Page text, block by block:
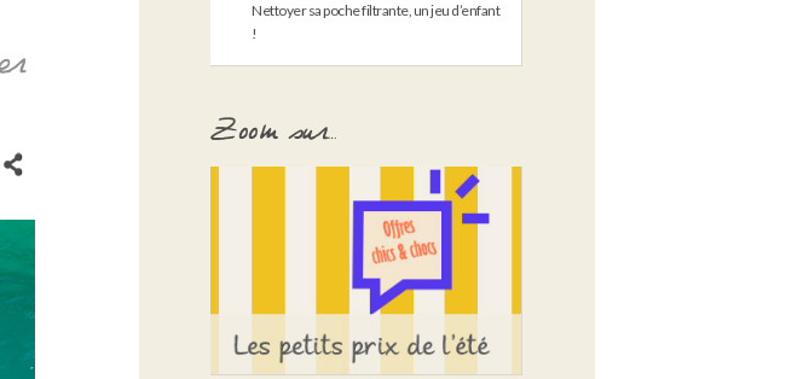
Nettoyer sa poche filtrante, un jeu d’enfant
!
Zoom sur…